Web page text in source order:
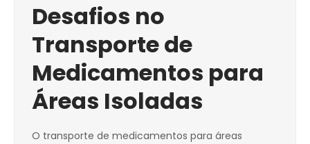
Desafios no
Transporte de
Medicamentos para
Áreas Isoladas
O transporte de medicamentos para áreas